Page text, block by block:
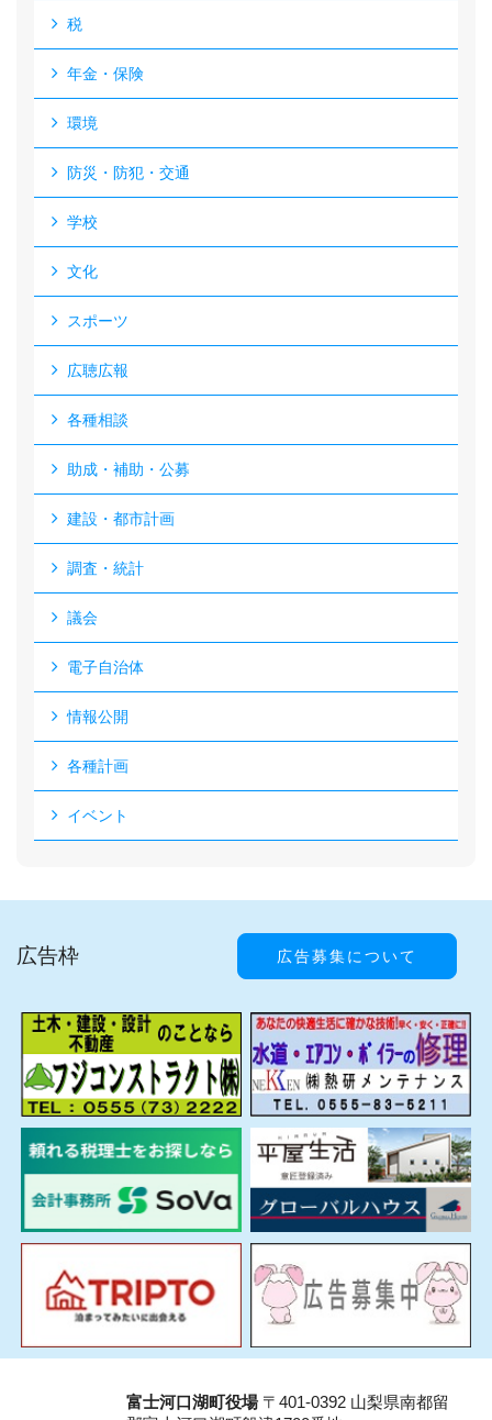
税
年金・保険
環境
防災・防犯・交通
学校
文化
スポーツ
広聴広報
各種相談
助成・補助・公募
建設・都市計画
調査・統計
議会
電子自治体
情報公開
各種計画
イベント
広告枠 広告募集について
富士河口湖町役場〒401-0392 山梨県南都留